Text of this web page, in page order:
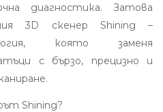
диагностика. Затова
3D скенер Shining –
която заменя
с бързо, прецизно и
Shining?